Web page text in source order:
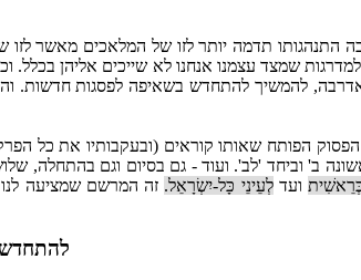
תדמה יותר לזו של המלאכים מאשר
שמצד עצמנו אנחנו לא שייכים אליהן
להמשיך להתחדש בשאיפה לפסגות חדשות.
הפותח שאותו קוראים (ובעקבותיו את כל
ב' וביחד 'לב'. ועוד - גם בסיום וגם בהתחלה,
ועדלְעֵינֵי כָּל-יִשְׂרָאֵל. זה המרשם שמציעה
להתחדש